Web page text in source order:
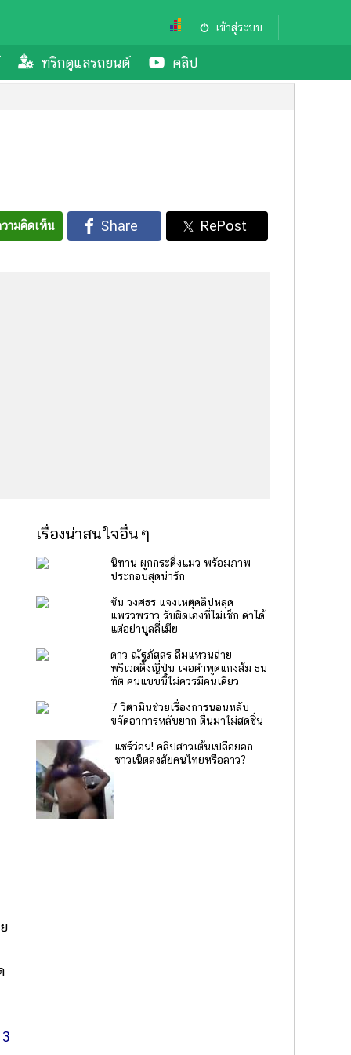
เข้าสู่ระบบ
ทริกดูแลรถยนต์ คลิป
ามคิดเห็น
เรื่องน่าสนใจอื่นๆ
นิทาน ผูกกระดิ่งแมว พร้อมภาพ
ประกอบสุดน่ารัก
ซัน วงศธร แจงเหตุคลิปหลุด
แพรวพราว รับผิดเองที่ไม่เช็ก ด่าได้
แต่อย่าบูลลี่เมีย
ดาว ณัฐภัสสร ลืมแหวนถ่าย
พรีเวดดิ้งญี่ปุ่น เจอคำพูดแกงส้ม ธน
ทัต คนแบบนี้ไม่ควรมีคนเดียว
7 วิตามินช่วยเรื่องการนอนหลับ
ขจัดอาการหลับยาก ตื่นมาไม่สดชื่น
แชร์ว่อน! คลิปสาวเต้นเปลือยอก
ชาวเน็ตสงสัยคนไทยหรือลาว?